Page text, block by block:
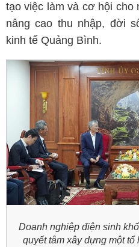
tạo việc làm và cơ hội
nâng cao thu nhập, đời
kinh tế Quảng Bình.
Doanh nghiệp điện sinh
quyết tâm xây dựng một